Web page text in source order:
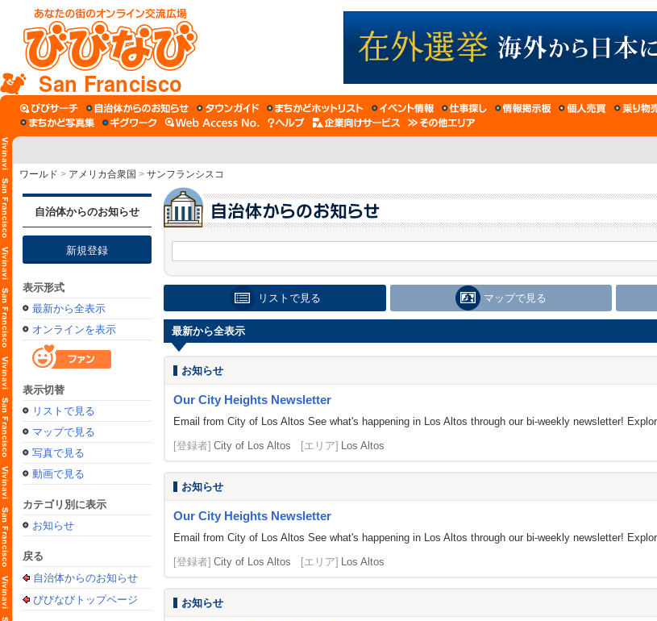
San Francisco
ワールド > アメリカ合衆国 > サンフランシスコ
自治体からのお知らせ
新規登録
表示形式
最新から全表示
オンラインを表示
表示切替
リストで見る
マップで見る
写真で見る
動画で見る
カテゴリ別に表示
お知らせ
戻る
自治体からのお知らせ
びびなびトップページ
リストで見る マップで見る
最新から全表示
お知らせ
Our City Heights Newsletter
Email from City of Los Altos See what's happening in Los Altos through our bi-weekly newsletter!
[登録者] City of Los Altos [エリア] Los Altos
お知らせ
Our City Heights Newsletter
Email from City of Los Altos See what's happening in Los Altos through our bi-weekly newsletter!
[登録者] City of Los Altos [エリア] Los Altos
お知らせ